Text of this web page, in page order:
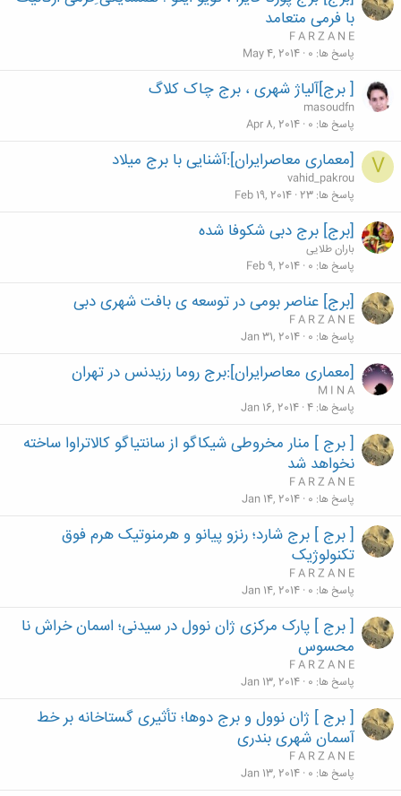
با فرمی متعامد
F A R Z A N E
پاسخ ها 0
May 4, 2014
[ برج]آلیاژ شهری ، برج چاک کلاگ
masoudfn
پاسخ ها 0
Apr 8, 2014
V [معماری معاصرایران]:آشنایی با برج میلاد
vahid_pakrou
پاسخ ها 23
Feb 19, 2014
[برج] برج دبی شکوفا شده
باران طلایی
پاسخ ها 0
Feb 9, 2014
[برج] عناصر بومی در توسعه ی بافت شهری دبی
F A R Z A N E
پاسخ ها 0
Jan 31, 2014
[معماری معاصرایران]:برج روما رزیدنس در تهران
M I N A
پاسخ ها 4
Jan 16, 2014
[ برج ] منار مخروطی شیکاگو از سانتیاگو کالاتراوا ساخته
نخواهد شد
F A R Z A N E
پاسخ ها 0
Jan 14, 2014
[ برج ] برج شارد؛ رنزو پیانو و هرمنوتیک هرم فوق
تکنولوژیک
F A R Z A N E
پاسخ ها 0
Jan 14, 2014
[ برج ] پارک مرکزی ژان نوول در سیدنی؛ اسمان خراش نا
محسوس
F A R Z A N E
پاسخ ها 0
Jan 13, 2014
[ برج ] ژان نوول و برج دوها؛ تأثیری گستاخانه بر خط
آسمان شهری بندری
F A R Z A N E
پاسخ ها 0
Jan 13, 2014